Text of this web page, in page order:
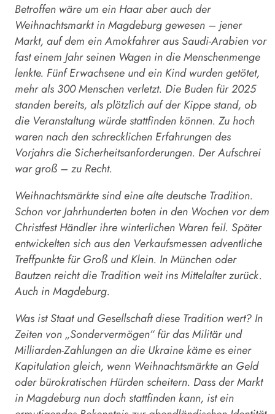
Betroffen wäre um ein Haar aber auch der
Weihnachtsmarkt in Magdeburg gewesen – jener
Markt, auf dem ein Amokfahrer aus Saudi-Arabien vor
fast einem Jahr seinen Wagen in die Menschenmenge
lenkte. Fünf Erwachsene und ein Kind wurden getötet,
mehr als 300 Menschen verletzt. Die Buden für 2025
standen bereits, als plötzlich auf der Kippe stand, ob
die Veranstaltung würde stattfinden können. Zu hoch
waren nach den schrecklichen Erfahrungen des
Vorjahrs die Sicherheitsanforderungen. Der Aufschrei
war groß – zu Recht.
Weihnachtsmärkte sind eine alte deutsche Tradition.
Schon vor Jahrhunderten boten in den Wochen vor dem
Christfest Händler ihre winterlichen Waren feil. Später
entwickelten sich aus den Verkaufsmessen adventliche
Treffpunkte für Groß und Klein. In München oder
Bautzen reicht die Tradition weit ins Mittelalter zurück.
Auch in Magdeburg.
Was ist Staat und Gesellschaft diese Tradition wert? In
Zeiten von „Sondervermögen“ für das Militär und
Milliarden-Zahlungen an die Ukraine käme es einer
Kapitulation gleich, wenn Weihnachtsmärkte an Geld
oder bürokratischen Hürden scheitern. Dass der Markt
in Magdeburg nun doch stattfinden kann, ist ein